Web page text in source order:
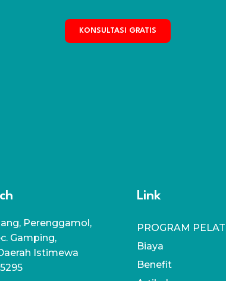
KONSULTASI GRATIS
Perenggamol,
Gamping,
Istimewa
Link
PROGRAM
Biaya
Benefit